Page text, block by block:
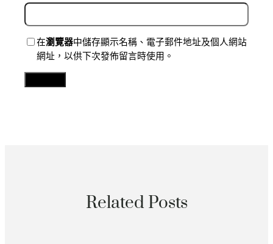
在瀏覽器中儲存顯示名稱、電子郵件地址及個人網站
網址，以供下次發佈留言時使用。
Related Posts